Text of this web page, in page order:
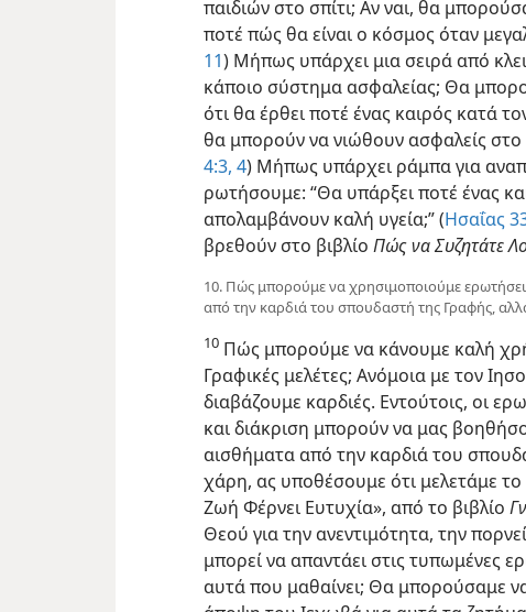
παιδιών στο σπίτι; Αν ναι, θα
ποτέ πώς θα είναι ο κόσμος όταν
11) Μήπως υπάρχει μια σειρά από
κάποιο σύστημα ασφαλείας; Θα
ότι θα έρθει ποτέ ένας καιρός κατά
θα μπορούν να νιώθουν ασφαλείς στο
4:3, 4) Μήπως υπάρχει ράμπα για
ρωτήσουμε: “Θα υπάρξει ποτέ ένας
απολαμβάνουν καλή υγεία;” (Ησαΐας
βρεθούν στο βιβλίο Πώς να Συζητάτε
10. Πώς μπορούμε να χρησιμοποιούμε
από την καρδιά του σπουδαστή της Γραφής,
10 Πώς μπορούμε να κάνουμε καλή
Γραφικές μελέτες; Ανόμοια με τον
διαβάζουμε καρδιές. Εντούτοις, οι
και διάκριση μπορούν να μας
αισθήματα από την καρδιά του
χάρη, ας υποθέσουμε ότι μελετάμε το
Ζωή Φέρνει Ευτυχία», από το βιβλίο
Θεού για την ανεντιμότητα, την
μπορεί να απαντάει στις τυπωμένες
αυτά που μαθαίνει; Θα μπορούσαμε